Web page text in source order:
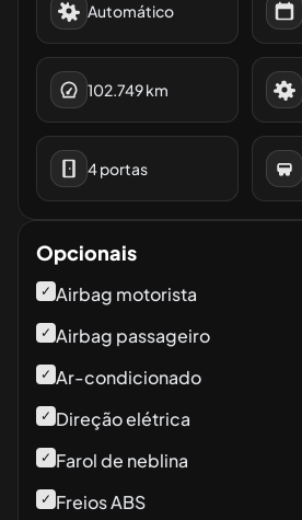
Automático
102.749km
4portas
Opcionais
✓ Airbag motorista
✓ Airbag passageiro
✓ Ar-condicionado
✓ Direção elétrica
✓ Farol de neblina
✓ Freios ABS